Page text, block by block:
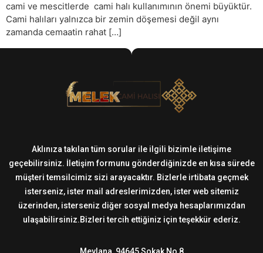
cami ve mescitlerde cami halı kullanımının önemi büyüktür.
Cami halıları yalnızca bir zemin döşemesi değil aynı
zamanda cemaatin rahat […]
Aklınıza takılan tüm sorular ile ilgili bizimle iletişime
geçebilirsiniz. İletişim formunu gönderdiğinizde en kısa sürede
müşteri temsilcimiz sizi arayacaktır. Bizlerle irtibata geçmek
isterseniz, ister mail adreslerimizden, ister web sitemiz
üzerinden, isterseniz diğer sosyal medya hesaplarımızdan
ulaşabilirsiniz.Bizleri tercih ettiğiniz için teşekkür ederiz.